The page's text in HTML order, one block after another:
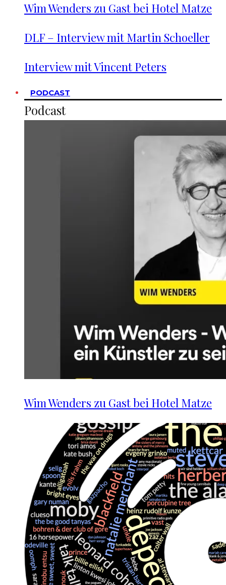
Wim Wenders zu Gast bei Hotel Matze
DLF – Interview mit Martin Schoeller
Interview mit Vincent Peters
PODCAST
Podcast
Wim Wenders zu Gast bei Hotel Matze